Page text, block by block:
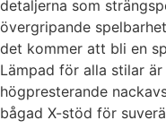
detaljerna som
övergripande
det kommer att bli en
Lämpad för alla stilar
högpresterande
bågad X-stöd för